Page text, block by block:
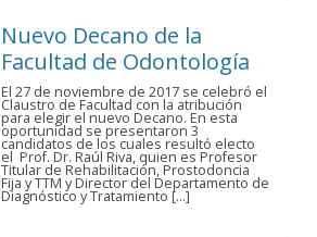
Nuevo Decano de la
Facultad de Odontología
El 27 de noviembre de 2017 se celebró el
Claustro de Facultad con la atribución
para elegir el nuevo Decano. En esta
oportunidad se presentaron 3
candidatos de los cuales resultó electo
el Prof. Dr. Raúl Riva, quien es Profesor
Titular de Rehabilitación, Prostodoncia
Fija y TTM y Director del Departamento de
Diagnóstico y Tratamiento […]